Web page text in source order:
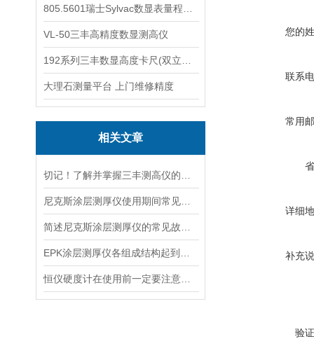
VL-50三丰高精度数显测高仪
大理石测量平台 上门维修精度
相关文章
您的
联系
常用
详细
补充
验